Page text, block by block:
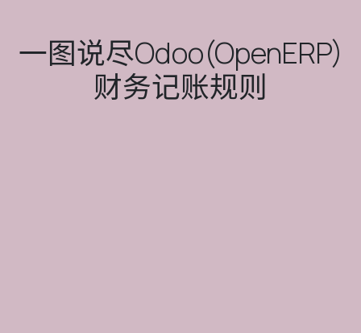
一图说尽Odoo(OpenERP)
财务记账规则